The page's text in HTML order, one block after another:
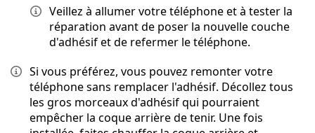
Veillez à allumer votre téléphone et à tester la
réparation avant de poser la nouvelle couche
d'adhésif et de refermer le téléphone.
Si vous préférez, vous pouvez remonter votre
téléphone sans remplacer l'adhésif. Décollez tous
les gros morceaux d'adhésif qui pourraient
empêcher la coque arrière de tenir. Une fois